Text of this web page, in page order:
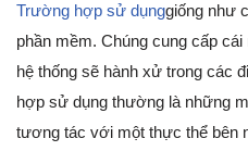
Trường hợp sử dụnggiống như
phần mềm. Chúng cung cấp
hệ thống sẽ hành xử trong các
hợp sử dụng thường là những
tương tác với một thực thể bên